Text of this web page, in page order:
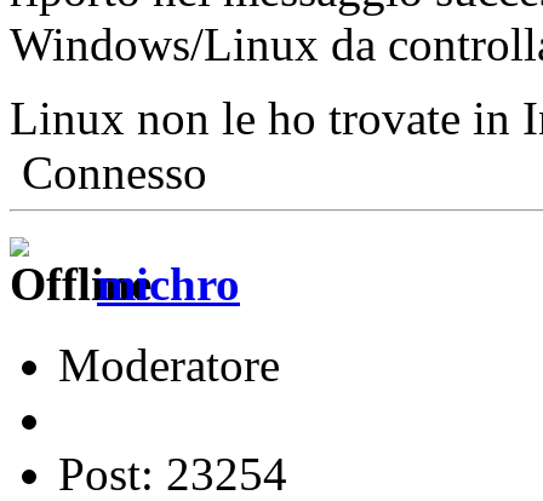
Windows/Linux da
Linux non le ho trovate in
Connesso
michro
Moderatore
Post: 23254